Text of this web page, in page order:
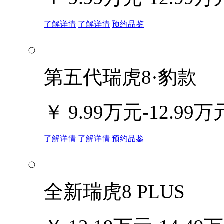
了解详情 了解详情 预约品鉴
第五代瑞虎8·豹款
￥ 9.99万元-12.99万
了解详情 了解详情 预约品鉴
全新瑞虎8 PLUS